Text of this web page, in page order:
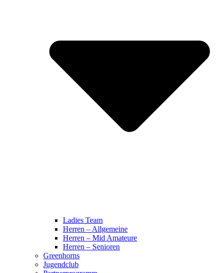
Ladies Team
Herren – Allgemeine
Herren – Mid Amateure
Herren – Senioren
Greenhorns
Jugendclub